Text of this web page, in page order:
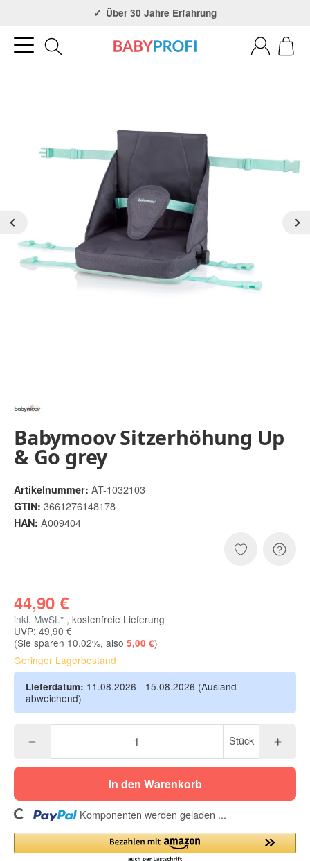
Über 30 Jahre Erfahrung 3x in NRW
Babymoov Sitzerhöhung Up
& Go grey
Artikelnummer: AT-1032103
GTIN: 3661276148178
HAN: A009404
44,90 €
inkl. MwSt.* , kostenfreie Lieferung
UVP: 49,90 €
(Sie sparen 10.02%, also 5,00 €)
Geringer Lagerbestand
Lieferdatum: 11.08.2026 - 15.08.2026 (Ausland
abweichend)
Stück
In den Warenkorb
Komponenten werden geladen ...